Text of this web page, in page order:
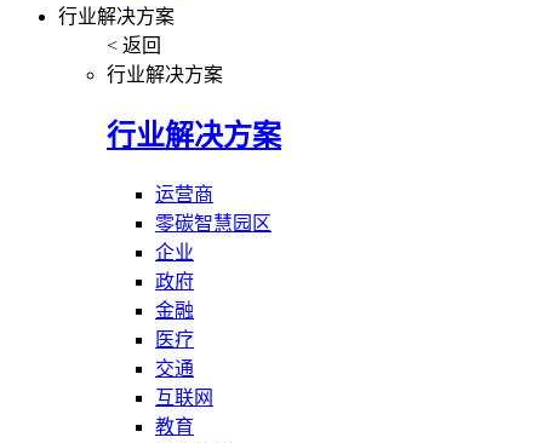
行业解决方案
< 返回
行业解决方案
行业解决方案
运营商
零碳智慧园区
企业
政府
金融
医疗
交通
互联网
教育